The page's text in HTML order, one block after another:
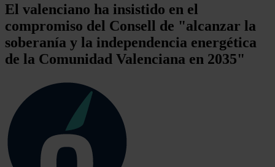
El valenciano ha insistido en el
compromiso del Consell de "alcanzar la
soberanía y la independencia energética
de la Comunidad Valenciana en 2035"